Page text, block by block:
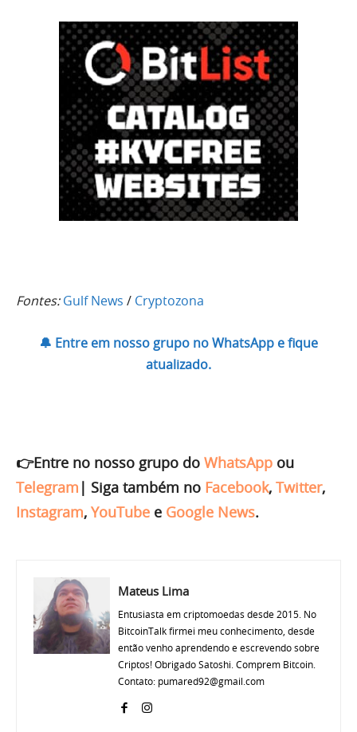
Fontes: Gulf News / Cryptozona
🔔 Entre em nosso grupo no WhatsApp e fique
atualizado.
👉Entre no nosso grupo do WhatsApp ou
Telegram | Siga também no Facebook, Twitter,
Instagram, YouTube e Google News.
Mateus Lima
Entusiasta em criptomoedas desde 2015. No
BitcoinTalk firmei meu conhecimento, desde
então venho aprendendo e escrevendo sobre
Criptos! Obrigado Satoshi. Comprem Bitcoin.
Contato: pumared92@gmail.com